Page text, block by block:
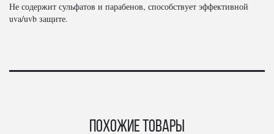
Не содержит сульфатов и парабенов, способствует эффективной
uva/uvb защите.
Похожие товары